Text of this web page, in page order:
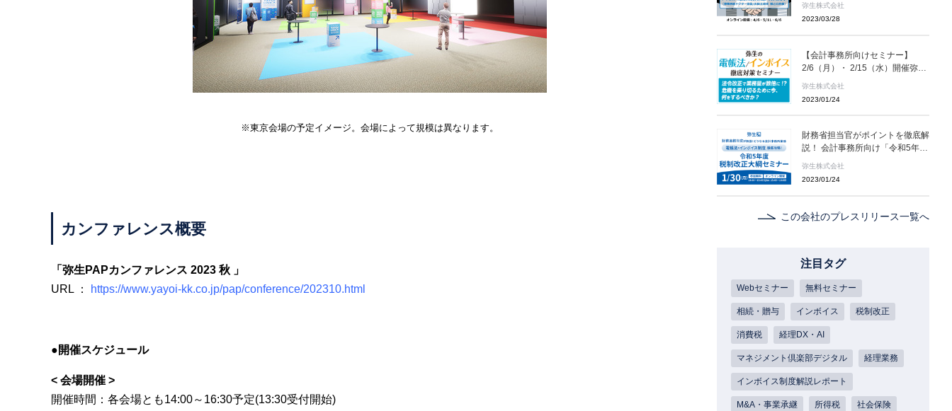
※東京会場の予定イメージ。会場によって規模は異なります。
カンファレンス概要
「弥生PAPカンファレンス 2023 秋 」
URL ：
https://www.yayoi-kk.co.jp/pap/conference/202310.html
●開催スケジュール
< 会場開催 >
開催時間：各会場とも14:00～16:30予定(13:30受付開始)
弥生株式会社
2023/03/28
【会計事務所向けセミナー】
2/6（月）・ 2/15（水）開催弥生
弥生株式会社
2023/01/24
財務省担当官がポイントを徹底解
説！ 会計事務所向け「令和5年度
税制改正大綱セミナー」を
弥生株式会社
2023/01/24
この会社のプレスリリース一覧へ
注目タグ
Webセミナー 無料セミナー
相続・贈与 インボイス 税制改正
消費税 経理DX・AI
マネジメント倶楽部デジタル 経理業務
インボイス制度解説レポート
M&A・事業承継 所得税 社会保険